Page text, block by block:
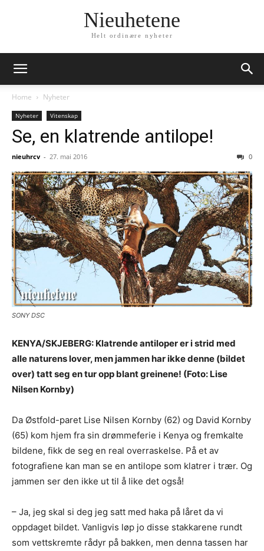
Nieuhetene
Helt ordinære nyheter
Home Nyheter
Nyheter Vitenskap
Se, en klatrende antilope!
nieuhrcv - 27. mai 2016 0
SONY DSC
KENYA/SKJEBERG: Klatrende antiloper er i strid med
alle naturens lover, men jammen har ikke denne (bildet
over) tatt seg en tur opp blant greinene! (Foto: Lise
Nilsen Kornby)
Da Østfold-paret Lise Nilsen Kornby (62) og David Kornby
(65) kom hjem fra sin drømmeferie i Kenya og fremkalte
bildene, fikk de seg en real overraskelse. På et av
fotografiene kan man se en antilope som klatrer i trær. Og
jammen ser den ikke ut til å like det også!
– Ja, jeg skal si deg jeg satt med haka på låret da vi
oppdaget bildet. Vanligvis løp jo disse stakkarene rundt
som vettskremte rådyr på bakken, men denna tassen har